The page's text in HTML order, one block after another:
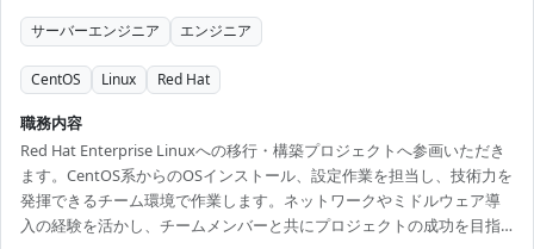
サーバーエンジニア エンジニア
CentOS Linux Red Hat
職務内容
Red Hat Enterprise Linuxへの移行・構築プロジェクトへ参画いただき
ます。CentOS系からのOSインストール、設定作業を担当し、技術力を
発揮できるチーム環境で作業します。ネットワークやミドルウェア導
入の経験を活かし、チームメンバーと共にプロジェクトの成功を目指